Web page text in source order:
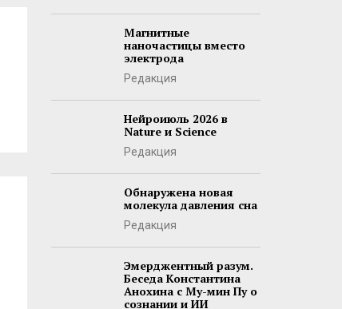
Магнитные
наночастицы вместо
электрода
Редакция
Нейроиюль 2026 в
Nature и Science
Редакция
Обнаружена новая
молекула давления сна
Редакция
Эмерджентный разум.
Беседа Константина
Анохина с Му-мин Пу о
сознании и ИИ